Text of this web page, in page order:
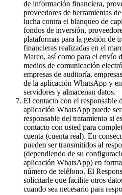
de información financiera,
proveedores de herramientas
lucha contra el blanqueo de
fondos de inversión,
plataformas para la gestión de
financieras realizadas en el
Marco, así como para el envío
medios de comunicación
empresas de auditoría,
de la aplicación WhatsApp y
servidores y almacenan datos.
El contacto con el responsable
aplicación WhatsApp puede
responsable del tratamiento si
contacto con usted para
cuenta (cuenta real). En
pueden ser transmitidos al
(dependiendo de su
aplicación WhatsApp) en
número de teléfono. El
solicitarle que facilite otros
cuando sea necesario para